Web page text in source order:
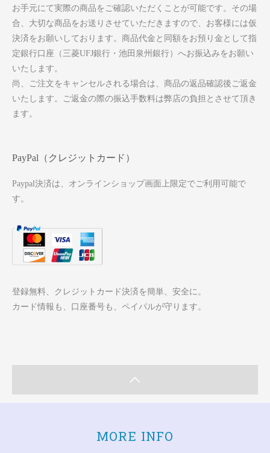
お手元にて実際の商品をご確認いただくことが可能です。その場
合、大切な商品をお送りさせていただきますので、お客様には仮
決済をお願いしております。商品代金と同額をお預り金として指
定銀行口座（三菱UFJ銀行・池田泉州銀行）へお振込みをお願い
いたします。
尚、ご注文をキャンセルされる場合は、商品の返品確認後ご返金
いたします。ご返金の際の振込手数料は弊店の負担とさせて頂き
ます。
PayPal（クレジットカード）
Paypal決済は、オンラインショップ画面上限定でご利用可能で
す。
登録無料、クレジットカード決済を簡単、安全に。
カード情報も、口座番号も、ペイパルが守ります。
MORE INFO